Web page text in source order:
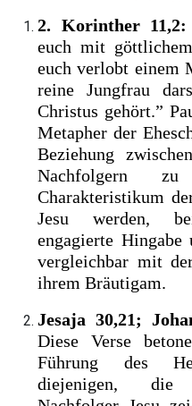
2. Korinther 11,2:
euch mit
euch verlobt einem
reine Jungfrau
Christus gehört.”
Metapher der
Beziehung
Nachfolgern
Charakteristikum
Jesu werden,
engagierte
vergleichbar mit
ihrem Bräutigam.
Jesaja 30,21;
Diese Verse
Führung des
diejenigen, die